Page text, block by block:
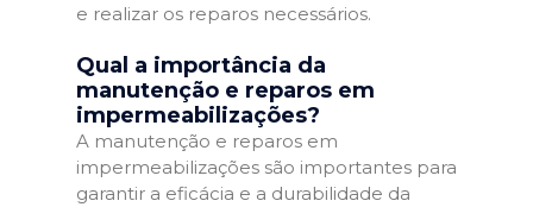
e realizar os reparos necessários.
Qual a importância da
manutenção e reparos em
impermeabilizações?
A manutenção e reparos em
impermeabilizações são importantes para
garantir a eficácia e a durabilidade da